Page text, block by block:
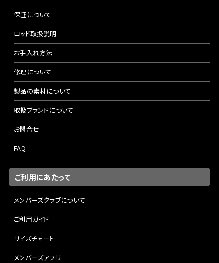
保証について
ロッド取扱説明
お手入れ方法
修理について
製品の素材について
取扱ブランドについて
お問合せ
FAQ
ご利用にあたって
メンバーズクラブについて
ご利用ガイド
サイズチャート
メンバーズアプリ